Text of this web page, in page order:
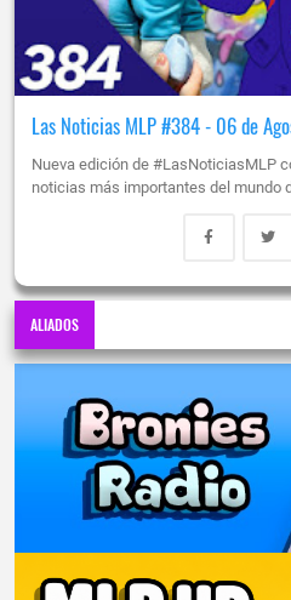
Las Noticias MLP #384 - 06 de
Nueva edición de #LasNoticiasMLP
noticias más importantes del mundo
ALIADOS